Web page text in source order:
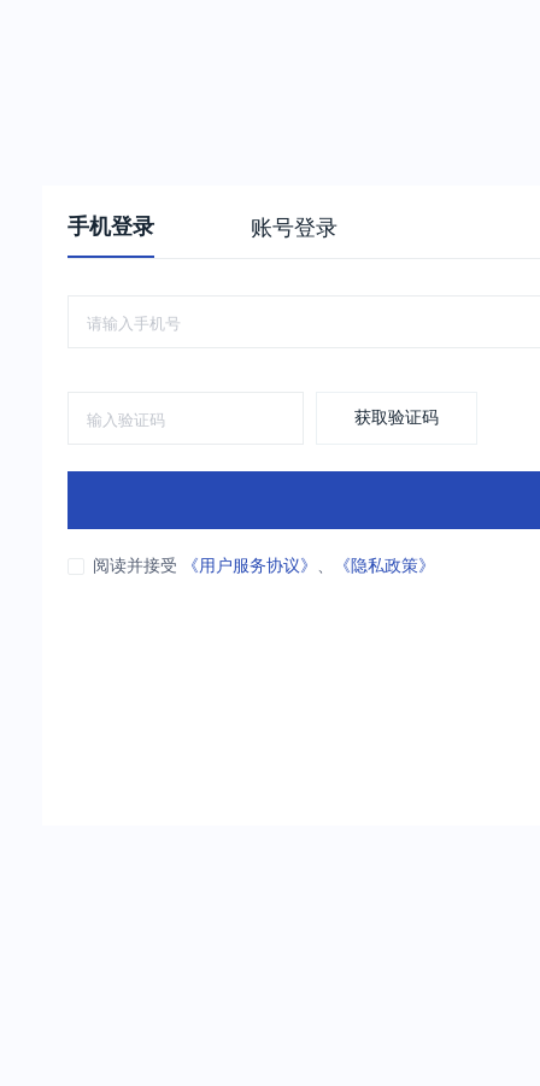
手机登录 账号登录
获取验证码
阅读并接受 《用户服务协议》 、 《隐私政策》